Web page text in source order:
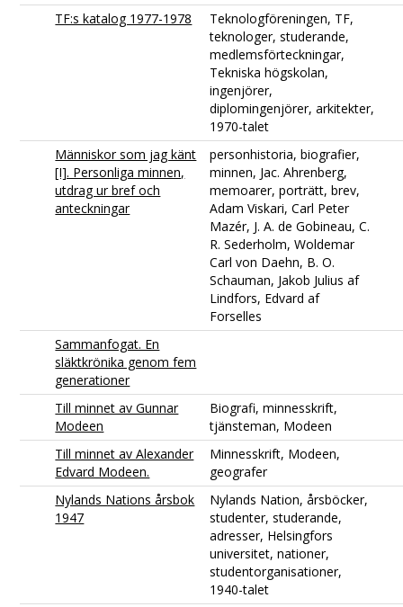
TF:s katalog 1977-1978
Teknologföreningen, TF,
teknologer, studerande,
medlemsförteckningar,
Tekniska högskolan,
ingenjörer,
diplomingenjörer, arkitekter,
1970-talet
Människor som jag känt
[I]. Personliga minnen,
utdrag ur bref och
anteckningar
personhistoria, biografier,
minnen, Jac. Ahrenberg,
memoarer, porträtt, brev,
Adam Viskari, Carl Peter
Mazér, J. A. de Gobineau, C.
R. Sederholm, Woldemar
Carl von Daehn, B. O.
Schauman, Jakob Julius af
Lindfors, Edvard af
Forselles
Sammanfogat. En
släktkrönika genom fem
generationer
Till minnet av Gunnar
Modeen
Biografi, minnesskrift,
tjänsteman, Modeen
Till minnet av Alexander
Edvard Modeen.
Minnesskrift, Modeen,
geografer
Nylands Nations årsbok
1947
Nylands Nation, årsböcker,
studenter, studerande,
adresser, Helsingfors
universitet, nationer,
studentorganisationer,
1940-talet